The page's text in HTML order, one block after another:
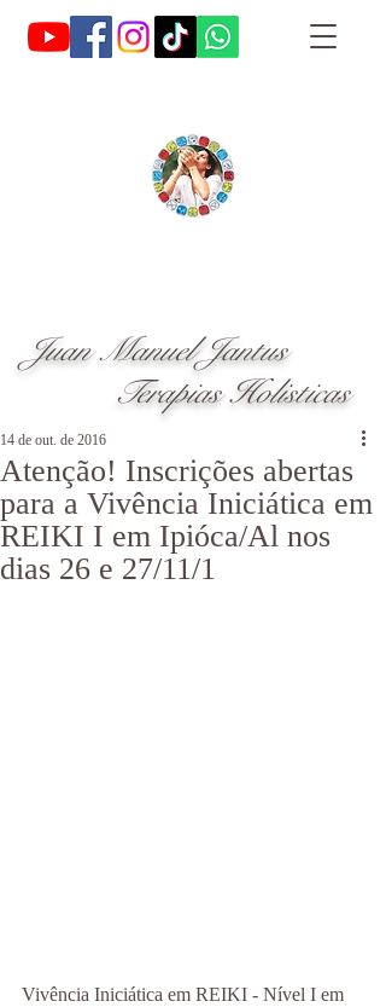
Juan Manuel Jantus
Terapias Holisticas
Atenção! Inscrições abertas
para a Vivência Iniciática em
REIKI I em Ipióca/Al nos
dias 26 e 27/11/1
14 de out. de 2016
Vivência Iniciática em REIKI - Nível I em